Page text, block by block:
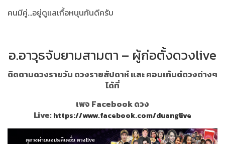
คนมีคู่...อยู่ดูแลเกื้อหนุนกันดีครับ
อ.อาวุธจับยามสามตา – ผู้ก่อตั้งดวงlive
ติดตามดวงรายวัน ดวงรายสัปดาห์ และ คอนเท้นต์ดวงต่างๆ
ได้ที่
เพจ Facebook ดวง
Live:https://www.facebook.com/duanglive